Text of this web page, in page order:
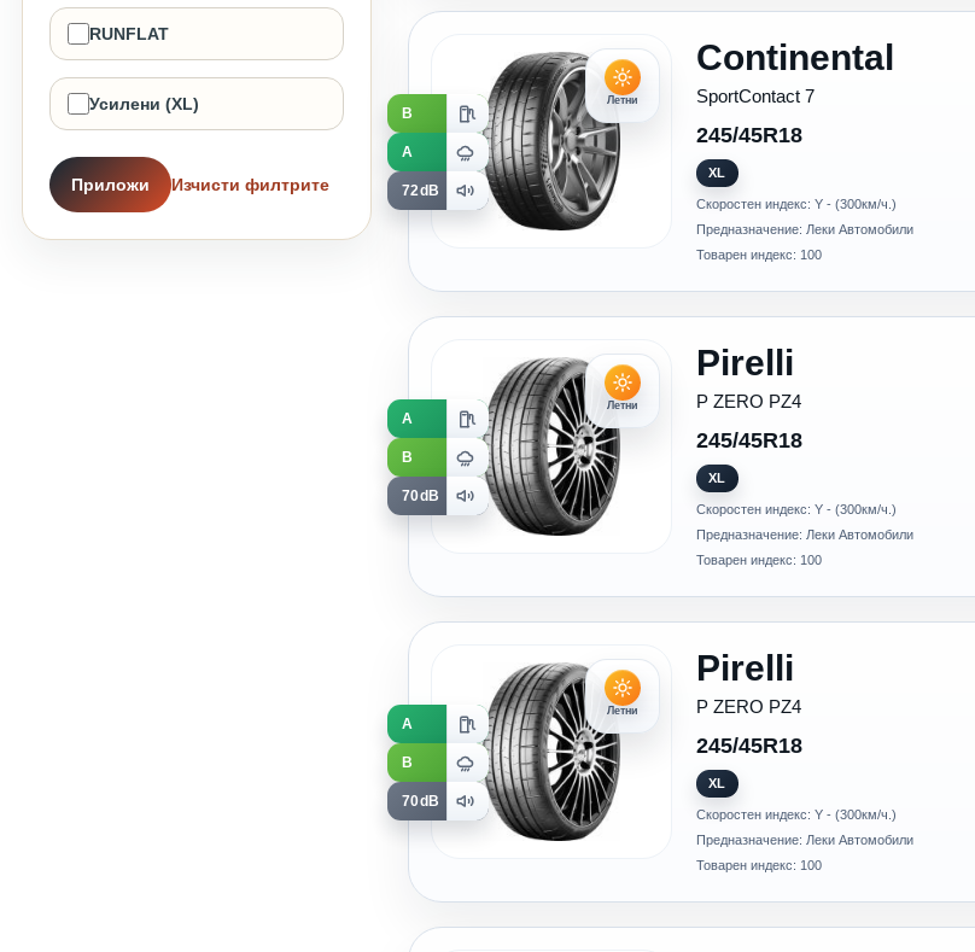
RUNFLAT
Усилени (XL)
Приложи Изчисти филтрите
Летни
Continental
SportContact 7
245/45R18
B
A
72dB
XL
Скоростен индекс: Y - (300км/ч.)
Предназначение: Леки Автомобили
Товарен индекс: 100
Летни
Pirelli
P ZERO PZ4
245/45R18
A
B
70dB
XL
Скоростен индекс: Y - (300км/ч.)
Предназначение: Леки Автомобили
Товарен индекс: 100
Летни
Pirelli
P ZERO PZ4
245/45R18
A
B
70dB
XL
Скоростен индекс: Y - (300км/ч.)
Предназначение: Леки Автомобили
Товарен индекс: 100